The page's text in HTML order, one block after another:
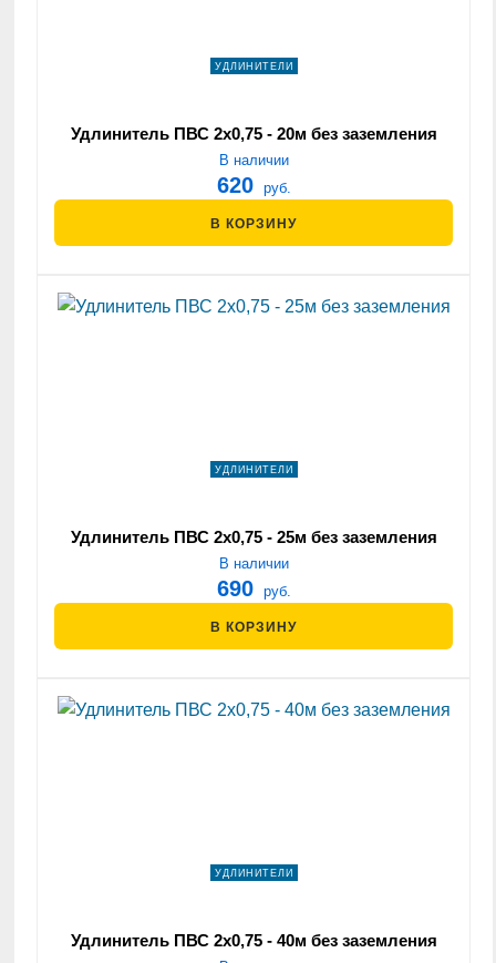
УДЛИНИТЕЛИ
Удлинитель ПВС 2х0,75 - 20м без заземления
В наличии
620 руб.
В КОРЗИНУ
УДЛИНИТЕЛИ
Удлинитель ПВС 2х0,75 - 25м без заземления
В наличии
690 руб.
В КОРЗИНУ
УДЛИНИТЕЛИ
Удлинитель ПВС 2х0,75 - 40м без заземления